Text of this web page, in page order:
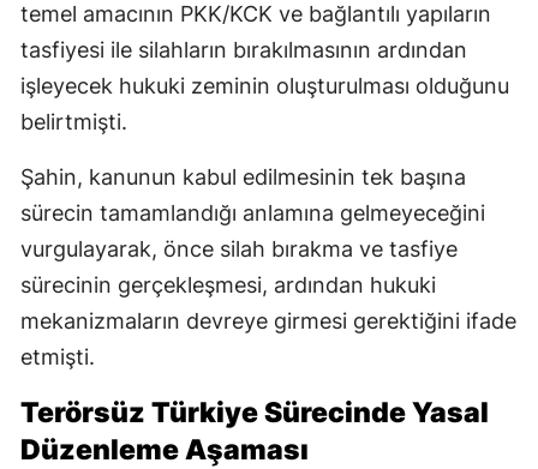
temel amacının PKK/KCK ve bağlantılı yapıların
tasfiyesi ile silahların bırakılmasının ardından
işleyecek hukuki zeminin oluşturulması olduğunu
belirtmişti.
Şahin, kanunun kabul edilmesinin tek başına
sürecin tamamlandığı anlamına gelmeyeceğini
vurgulayarak, önce silah bırakma ve tasfiye
sürecinin gerçekleşmesi, ardından hukuki
mekanizmaların devreye girmesi gerektiğini ifade
etmişti.
Terörsüz Türkiye Sürecinde Yasal
Düzenleme Aşaması